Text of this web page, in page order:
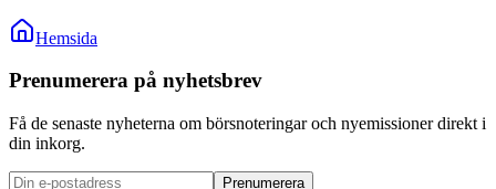
Hemsida
Prenumerera på nyhetsbrev
Få de senaste nyheterna om börsnoteringar och nyemissioner direkt i
din inkorg.
Prenumerera